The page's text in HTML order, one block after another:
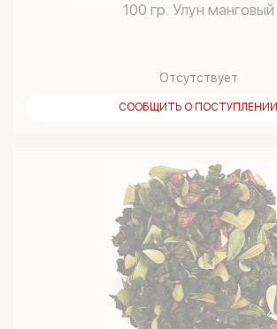
100 гр. Улун манговый
Отсутствует
СООБЩИТЬ О ПОСТУПЛЕНИИ